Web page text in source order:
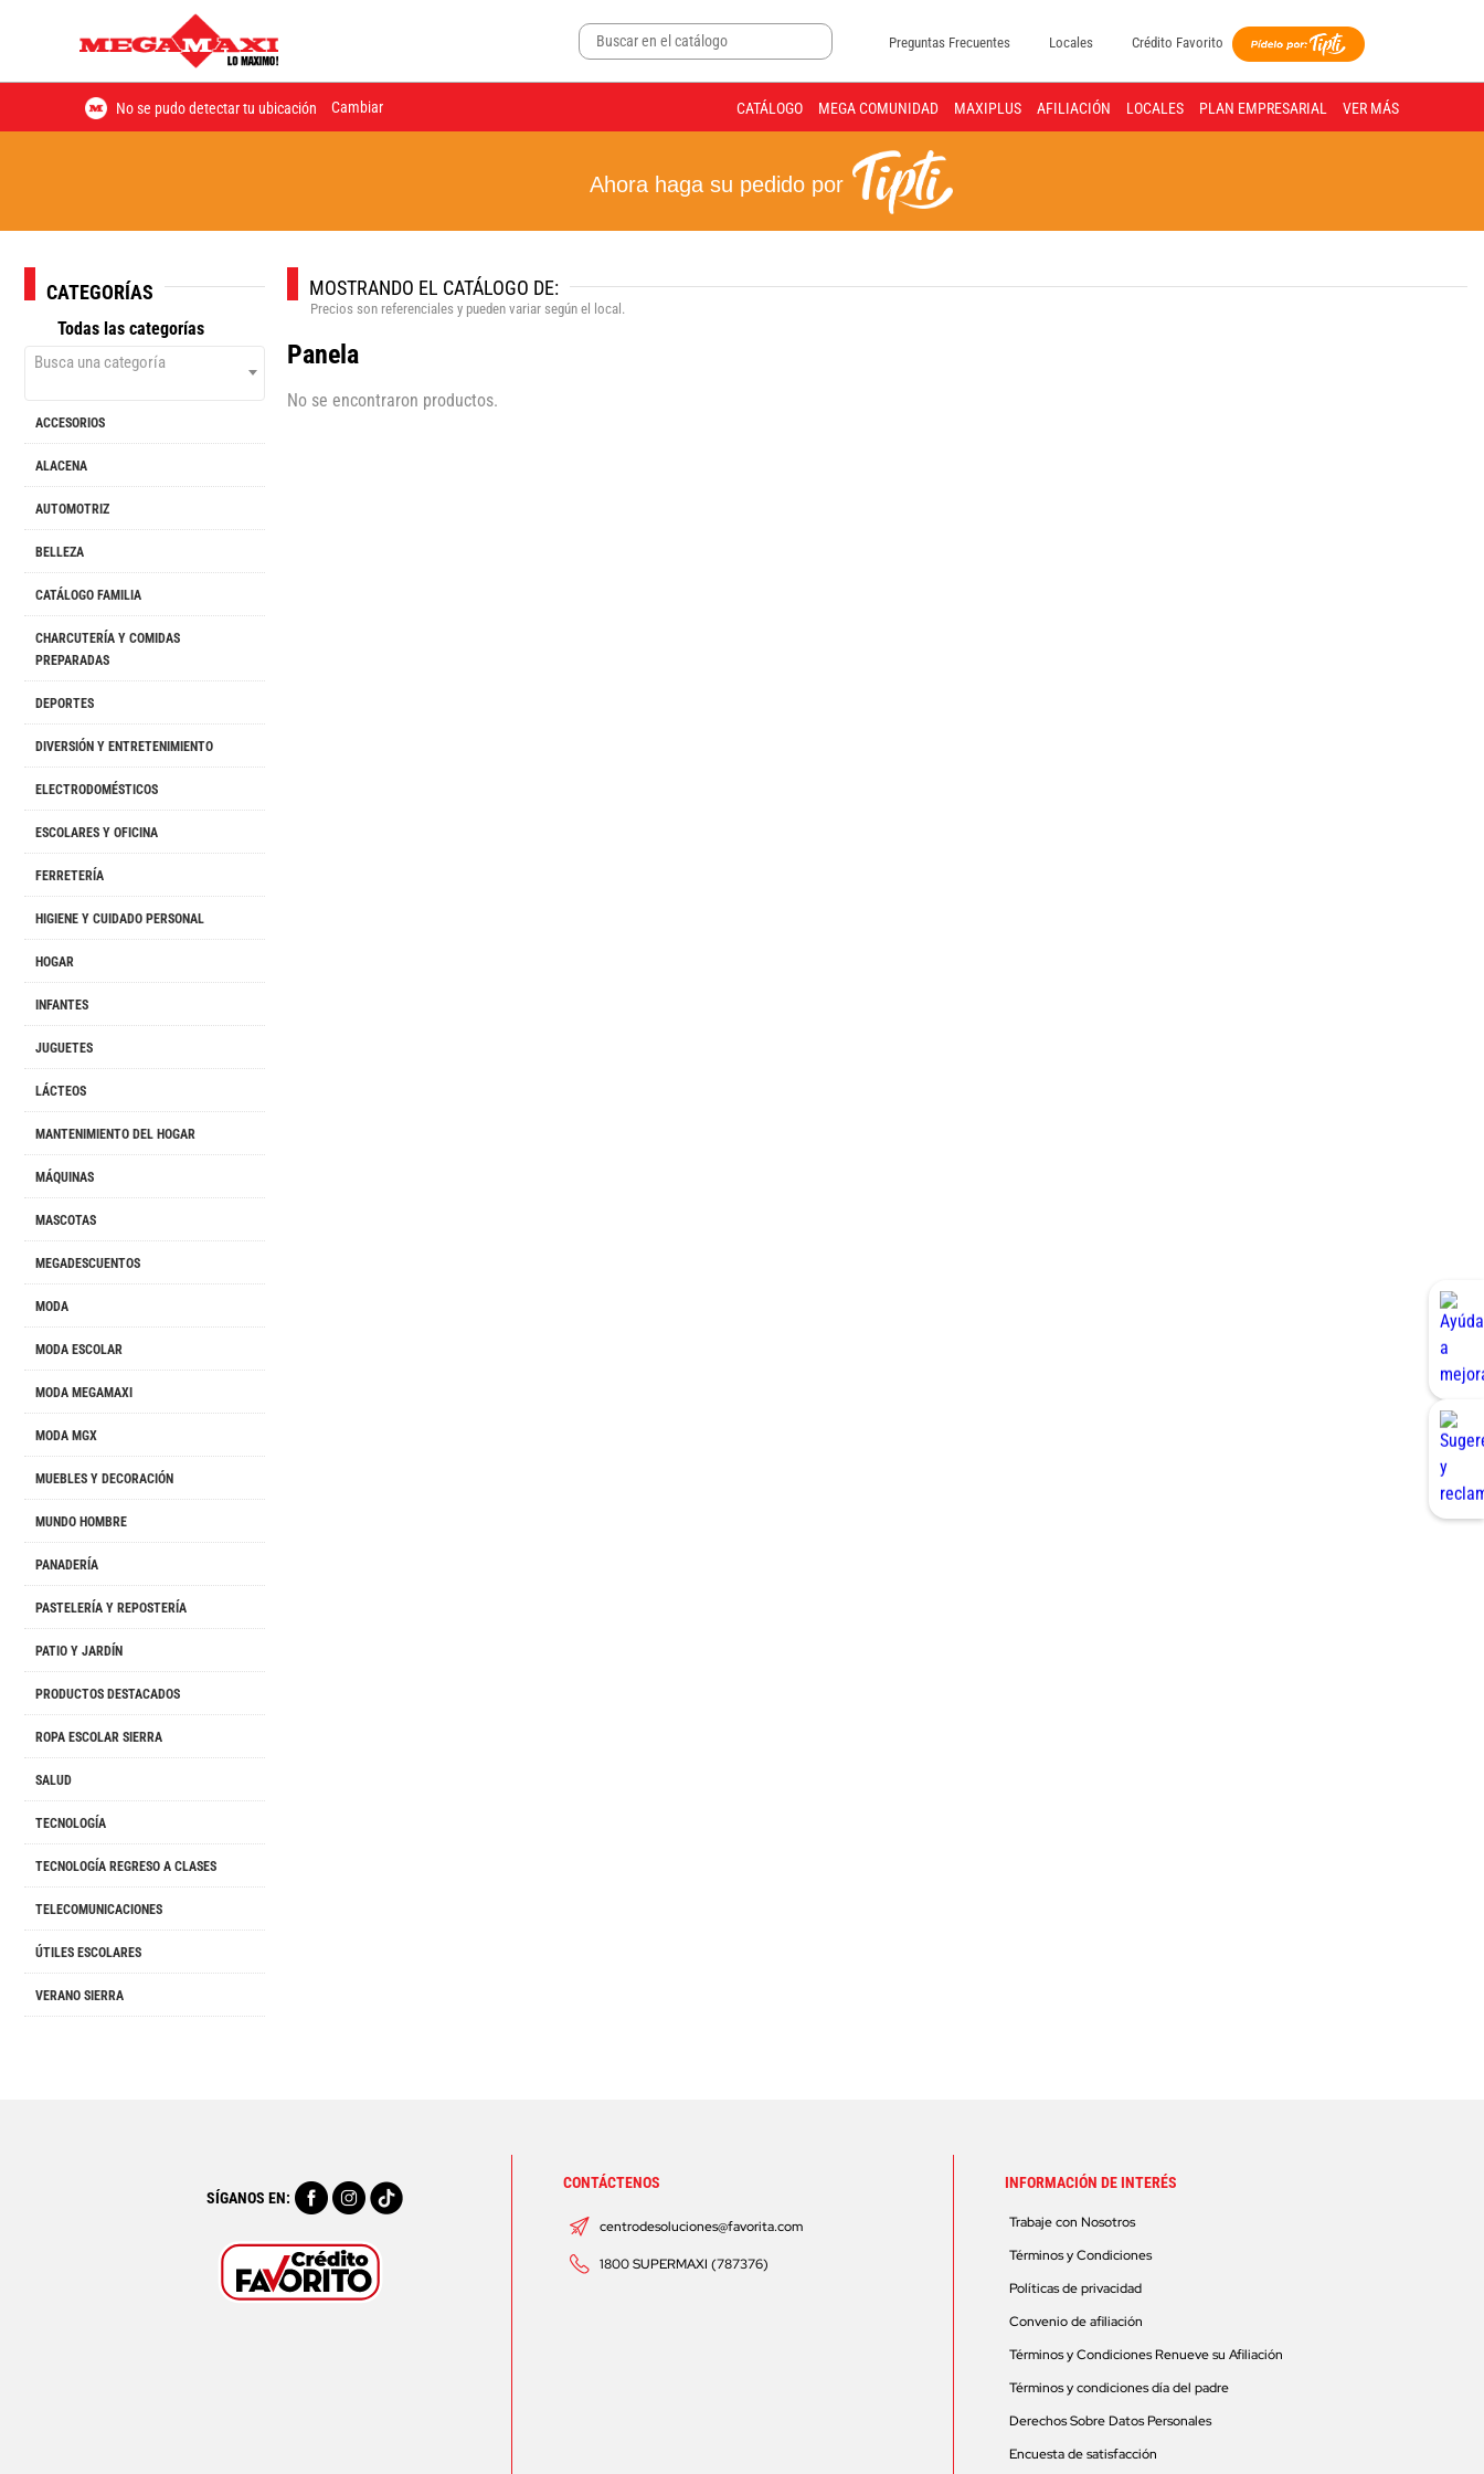
Preguntas Frecuentes Locales Crédito Favorito
No se pudo detectar tu ubicación Cambiar CATÁLOGO MEGA COMUNIDAD MAXIPLUS AFILIACIÓN LOCALES PLAN EMPRESARIAL VER MÁS
Ahora haga su pedido por
CATEGORÍAS
Todas las categorías
Busca una categoría
ACCESORIOS
ALACENA
AUTOMOTRIZ
BELLEZA
CATÁLOGO FAMILIA
CHARCUTERÍA Y COMIDAS
PREPARADAS
DEPORTES
DIVERSIÓN Y ENTRETENIMIENTO
ELECTRODOMÉSTICOS
ESCOLARES Y OFICINA
FERRETERÍA
HIGIENE Y CUIDADO PERSONAL
HOGAR
INFANTES
JUGUETES
LÁCTEOS
MANTENIMIENTO DEL HOGAR
MÁQUINAS
MASCOTAS
MEGADESCUENTOS
MODA
MODA ESCOLAR
MODA MEGAMAXI
MODA MGX
MUEBLES Y DECORACIÓN
MUNDO HOMBRE
PANADERÍA
PASTELERÍA Y REPOSTERÍA
PATIO Y JARDÍN
PRODUCTOS DESTACADOS
ROPA ESCOLAR SIERRA
SALUD
TECNOLOGÍA
TECNOLOGÍA REGRESO A CLASES
TELECOMUNICACIONES
ÚTILES ESCOLARES
VERANO SIERRA
MOSTRANDO EL CATÁLOGO DE:
Precios son referenciales y pueden variar según el local.
Panela
No se encontraron productos.
SÍGANOS EN:
CONTÁCTENOS
centrodesoluciones@favorita.com
1800 SUPERMAXI (787376)
INFORMACIÓN DE INTERÉS
Trabaje con Nosotros
Términos y Condiciones
Políticas de privacidad
Convenio de afiliación
Términos y Condiciones Renueve su Afiliación
Términos y condiciones día del padre
Derechos Sobre Datos Personales
Encuesta de satisfacción